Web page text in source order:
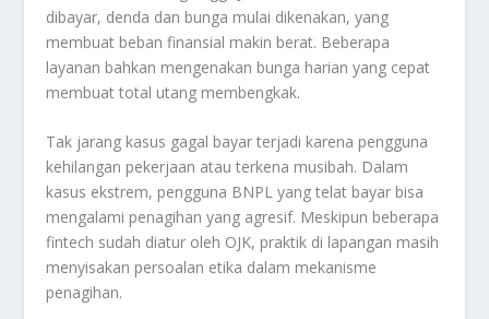
dibayar, denda dan bunga mulai dikenakan, yang
membuat beban finansial makin berat. Beberapa
layanan bahkan mengenakan bunga harian yang cepat
membuat total utang membengkak.
Tak jarang kasus gagal bayar terjadi karena pengguna
kehilangan pekerjaan atau terkena musibah. Dalam
kasus ekstrem, pengguna BNPL yang telat bayar bisa
mengalami penagihan yang agresif. Meskipun beberapa
fintech sudah diatur oleh OJK, praktik di lapangan masih
menyisakan persoalan etika dalam mekanisme
penagihan.